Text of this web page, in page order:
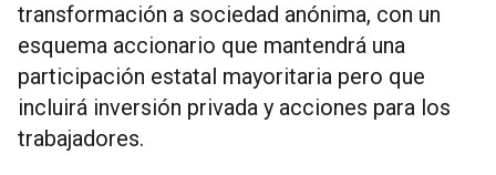
transformación a sociedad anónima, con un
esquema accionario que mantendrá una
participación estatal mayoritaria pero que
incluirá inversión privada y acciones para los
trabajadores.